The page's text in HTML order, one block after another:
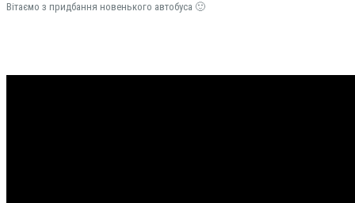
Вітаємо з придбання новенького автобуса 🙂